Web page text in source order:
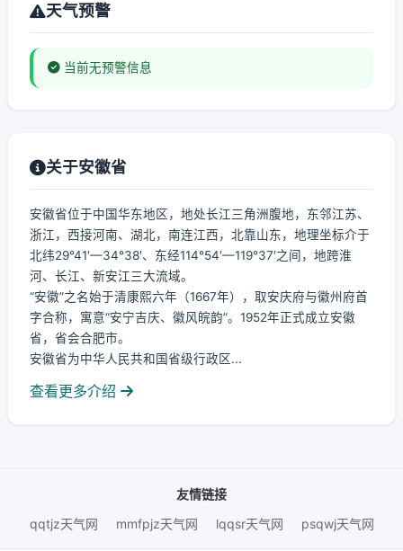
天气预警
当前无预警信息
关于安徽省
安徽省位于中国华东地区，地处长江三角洲腹地，东邻江苏、
浙江，西接河南、湖北，南连江西，北靠山东，地理坐标介于
北纬29°41′—34°38′、东经114°54′—119°37′之间，地跨淮
河、长江、新安江三大流域。
“安徽”之名始于清康熙六年（1667年），取安庆府与徽州府首
字合称，寓意“安宁吉庆、徽风皖韵”。1952年正式成立安徽
省，省会合肥市。
安徽省为中华人民共和国省级行政区...
查看更多介绍
友情链接
qqtjz天气网
mmfpjz天气网 lqqsr天气网 psqwj天气网